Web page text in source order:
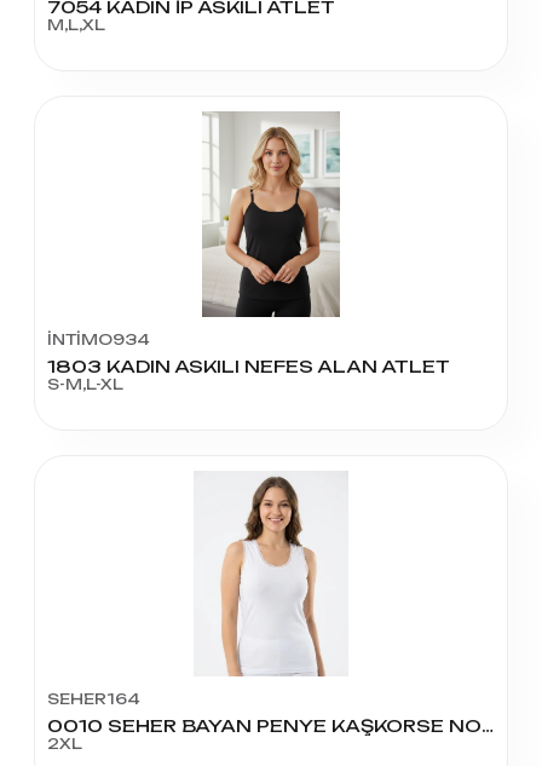
7054 KADIN İP ASKILI ATLET
M,L,XL
İNTİMO934
1803 KADIN ASKILI NEFES ALAN ATLET
S-M,L-XL
SEHER164
0010 SEHER BAYAN PENYE KAŞKORSE NO:6
2XL